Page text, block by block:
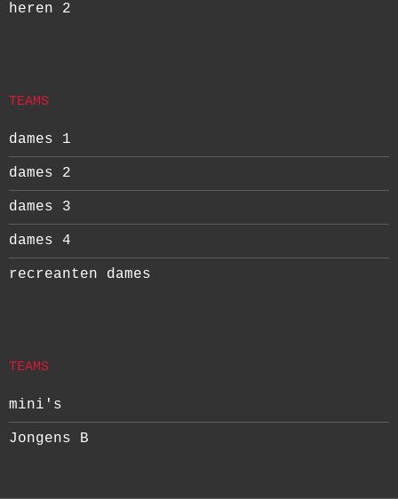
heren 2
TEAMS
dames 1
dames 2
dames 3
dames 4
recreanten dames
TEAMS
mini's
Jongens B